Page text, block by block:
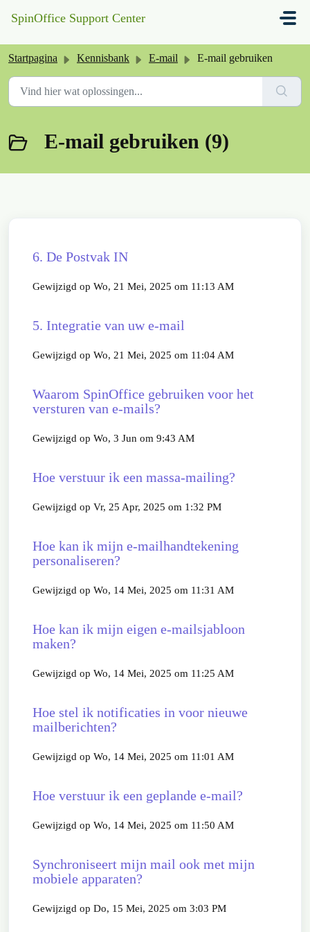
SpinOffice Support Center
Startpagina Kennisbank E-mail E-mail gebruiken
E-mail gebruiken (9)
6. De Postvak IN
Gewijzigd op Wo, 21 Mei, 2025 om 11:13 AM
5. Integratie van uw e-mail
Gewijzigd op Wo, 21 Mei, 2025 om 11:04 AM
Waarom SpinOffice gebruiken voor het
versturen van e-mails?
Gewijzigd op Wo, 3 Jun om 9:43 AM
Hoe verstuur ik een massa-mailing?
Gewijzigd op Vr, 25 Apr, 2025 om 1:32 PM
Hoe kan ik mijn e-mailhandtekening
personaliseren?
Gewijzigd op Wo, 14 Mei, 2025 om 11:31 AM
Hoe kan ik mijn eigen e-mailsjabloon
maken?
Gewijzigd op Wo, 14 Mei, 2025 om 11:25 AM
Hoe stel ik notificaties in voor nieuwe
mailberichten?
Gewijzigd op Wo, 14 Mei, 2025 om 11:01 AM
Hoe verstuur ik een geplande e-mail?
Gewijzigd op Wo, 14 Mei, 2025 om 11:50 AM
Synchroniseert mijn mail ook met mijn
mobiele apparaten?
Gewijzigd op Do, 15 Mei, 2025 om 3:03 PM